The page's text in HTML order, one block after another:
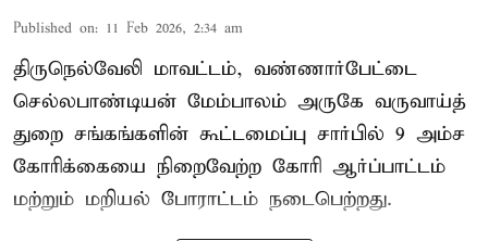
Published on: 11 Feb 2026, 2:34 am
திருநெல்வேலி மாவட்டம், வண்ணார்பேட்டை
செல்லபாண்டியன் மேம்பாலம் அருகே வருவாய்த்
துறை சங்கங்களின் கூட்டமைப்பு சார்பில் 9 அம்ச
கோரிக்கையை நிறைவேற்ற கோரி ஆர்ப்பாட்டம்
மற்றும் மறியல் போராட்டம் நடைபெற்றது.